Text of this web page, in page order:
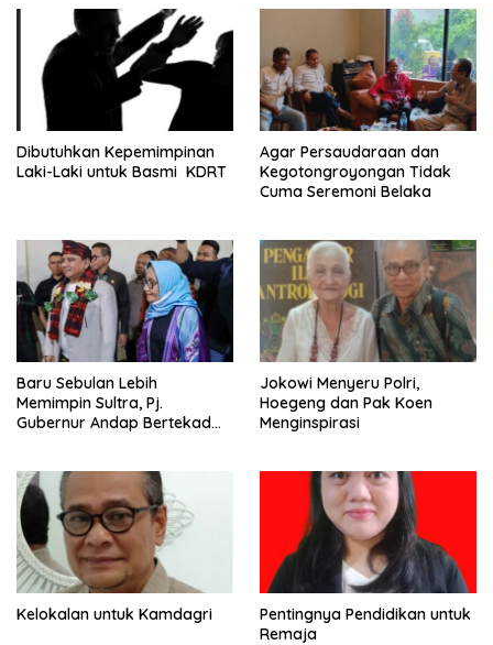
Dibutuhkan Kepemimpinan
Laki-Laki untuk Basmi KDRT
Agar Persaudaraan dan
Kegotongroyongan Tidak
Cuma Seremoni Belaka
Baru Sebulan Lebih
Memimpin Sultra, Pj.
Gubernur Andap Bertekad
Tenggara
Jokowi Menyeru Polri,
Hoegeng dan Pak Koen
Menginspirasi
Kelokalan untuk Kamdagri
Pentingnya Pendidikan untuk
Remaja